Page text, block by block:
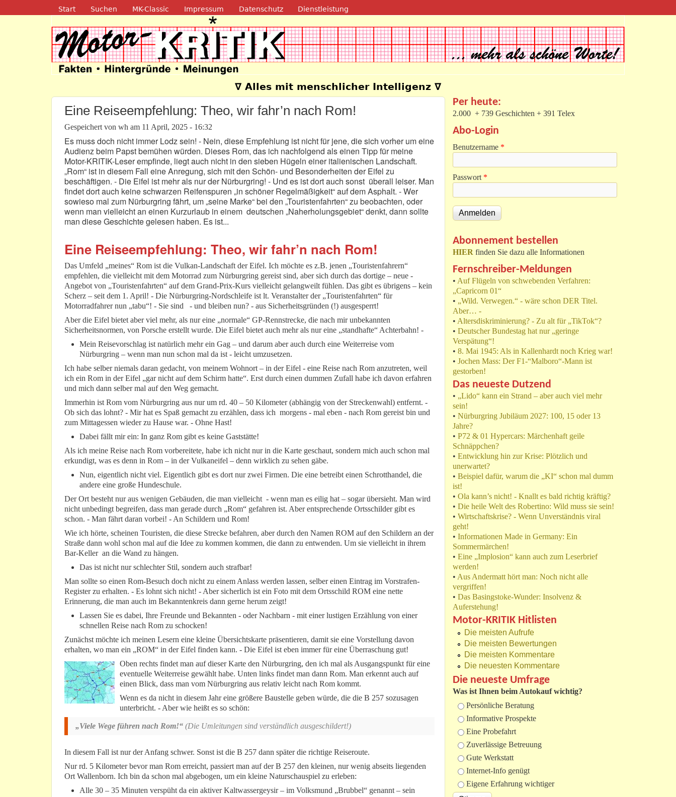
Direkt zum Inhalt
Navigation
Start Suchen MK-Classic Impressum Datenschutz Dienstleistung
Motor-Kritik.de∇ Alles mit menschlicher Intelligenz ∇
Eine Reiseempfehlung: Theo, wir fahr’n nach Rom!
Gespeichert von wh am 11 April, 2025 - 16:32
Es muss doch nicht immer Lodz sein! - Nein, diese Empfehlung ist nicht für jene, die sich vorher um eine
Audienz beim Papst bemühen würden. Dieses Rom, das ich nachfolgend als einen Tipp für meine
Motor-KRITIK-Leser empfinde, liegt auch nicht in den sieben Hügeln einer italienischen Landschaft.
„Rom“ ist in diesem Fall eine Anregung, sich mit den Schön- und Besonderheiten der Eifel zu
beschäftigen. - Die Eifel ist mehr als nur der Nürburgring! - Und es ist dort auch sonst überall leiser. Man
findet dort auch keine schwarzen Reifenspuren „in schöner Regelmäßigkeit“ auf dem Asphalt. - Wer
sowieso mal zum Nürburgring fährt, um „seine Marke“ bei den „Touristenfahrten“ zu beobachten, oder
wenn man vielleicht an einen Kurzurlaub in einem deutschen „Naherholungsgebiet“ denkt, dann sollte
man diese Geschichte gelesen haben. Es ist...
Eine Reiseempfehlung: Theo, wir fahr’n nach Rom!
Das Umfeld „meines“ Rom ist die Vulkan-Landschaft der Eifel. Ich möchte es z.B. jenen „Touristenfahrern“
empfehlen, die vielleicht mit dem Motorrad zum Nürburgring gereist sind, aber sich durch das dortige – neue -
Angebot von „Touristenfahrten“ auf dem Grand-Prix-Kurs vielleicht gelangweilt fühlen. Das gibt es übrigens – kein
Scherz – seit dem 1. April! - Die Nürburgring-Nordschleife ist lt. Veranstalter der „Touristenfahrten“ für
Motorradfahrer nun „tabu“! - Sie sind - und bleiben nun? - aus Sicherheitsgründen (!) ausgesperrt!
Aber die Eifel bietet aber viel mehr, als nur eine „normale“ GP-Rennstrecke, die nach mir unbekannten
Sicherheitsnormen, von Porsche erstellt wurde. Die Eifel bietet auch mehr als nur eine „standhafte“ Achterbahn! -
Mein Reisevorschlag ist natürlich mehr ein Gag – und darum aber auch durch eine Weiterreise vom
Nürburgring – wenn man nun schon mal da ist - leicht umzusetzen.
Ich habe selber niemals daran gedacht, von meinem Wohnort – in der Eifel - eine Reise nach Rom anzutreten, weil
ich ein Rom in der Eifel „gar nicht auf dem Schirm hatte“. Erst durch einen dummen Zufall habe ich davon erfahren
und mich dann selber mal auf den Weg gemacht.
Immerhin ist Rom vom Nürburgring aus nur um rd. 40 – 50 Kilometer (abhängig von der Streckenwahl) entfernt. -
Ob sich das lohnt? - Mir hat es Spaß gemacht zu erzählen, dass ich morgens - mal eben - nach Rom gereist bin und
zum Mittagessen wieder zu Hause war. - Ohne Hast!
Dabei fällt mir ein: In ganz Rom gibt es keine Gaststätte!
Als ich meine Reise nach Rom vorbereitete, habe ich nicht nur in die Karte geschaut, sondern mich auch schon mal
erkundigt, was es denn in Rom – in der Vulkaneifel – denn wirklich zu sehen gäbe.
Nun, eigentlich nicht viel. Eigentlich gibt es dort nur zwei Firmen. Die eine betreibt einen Schrotthandel, die
andere eine große Hundeschule.
Der Ort besteht nur aus wenigen Gebäuden, die man vielleicht - wenn man es eilig hat – sogar übersieht. Man wird
nicht unbedingt begreifen, dass man gerade durch „Rom“ gefahren ist. Aber entsprechende Ortsschilder gibt es
schon. - Man fährt daran vorbei! - An Schildern und Rom!
Wie ich hörte, scheinen Touristen, die diese Strecke befahren, aber durch den Namen ROM auf den Schildern an der
Straße dann wohl schon mal auf die Idee zu kommen kommen, die dann zu entwenden. Um sie vielleicht in ihrem
Bar-Keller an die Wand zu hängen.
Das ist nicht nur schlechter Stil, sondern auch strafbar!
Man sollte so einen Rom-Besuch doch nicht zu einem Anlass werden lassen, selber einen Eintrag im Vorstrafen-
Register zu erhalten. - Es lohnt sich nicht! - Aber sicherlich ist ein Foto mit dem Ortsschild ROM eine nette
Erinnerung, die man auch im Bekanntenkreis dann gerne herum zeigt!
Lassen Sie es dabei, Ihre Freunde und Bekannten - oder Nachbarn - mit einer lustigen Erzählung von einer
schnellen Reise nach Rom zu schocken!
Zunächst möchte ich meinen Lesern eine kleine Übersichtskarte präsentieren, damit sie eine Vorstellung davon
erhalten, wo man ein „ROM“ in der Eifel finden kann. - Die Eifel ist eben immer für eine Überraschung gut!
Oben rechts findet man auf dieser Karte den Nürburgring, den ich mal als Ausgangspunkt für eine
eventuelle Weiterreise gewählt habe. Unten links findet man dann Rom. Man erkennt auch auf
einen Blick, dass man vom Nürburgring aus relativ leicht nach Rom kommt.
Wenn es da nicht in diesem Jahr eine größere Baustelle geben würde, die die B 257 sozusagen
unterbricht. - Aber wie heißt es so schön:
„Viele Wege führen nach Rom!“ (Die Umleitungen sind verständlich ausgeschildert!)
In diesem Fall ist nur der Anfang schwer. Sonst ist die B 257 dann später die richtige Reiseroute.
Nur rd. 5 Kilometer bevor man Rom erreicht, passiert man auf der B 257 den kleinen, nur wenig abseits liegenden
Ort Wallenborn. Ich bin da schon mal abgebogen, um ein kleine Naturschauspiel zu erleben:
Alle 30 – 35 Minuten verspüht da ein aktiver Kaltwassergeysir – im Volksmund „Brubbel“ genannt – sein
Per heute:
2.000 + 739 Geschichten + 391 Telex
Abo-Login
Benutzername *
Passwort *
Abonnement bestellen
HIER finden Sie dazu alle Informationen
Fernschreiber-Meldungen
• Auf Flügeln von schwebenden Verfahren:
„Capricorn 01“
• „Wild. Verwegen.“ - wäre schon DER Titel.
Aber… -
• Altersdiskriminierung? - Zu alt für „TikTok“?
• Deutscher Bundestag hat nur „geringe
Verspätung“!
• 8. Mai 1945: Als in Kallenhardt noch Krieg war!
• Jochen Mass: Der F1-“Malboro“-Mann ist
gestorben!
Das neueste Dutzend
• „Lido“ kann ein Strand – aber auch viel mehr
sein!
• Nürburgring Jubiläum 2027: 100, 15 oder 13
Jahre?
• P72 & 01 Hypercars: Märchenhaft geile
Schnäppchen?
• Entwicklung hin zur Krise: Plötzlich und
unerwartet?
• Beispiel dafür, warum die „KI“ schon mal dumm
ist!
• Ola kann’s nicht! - Knallt es bald richtig kräftig?
• Die heile Welt des Robertino: Wild muss sie sein!
• Wirtschaftskrise? - Wenn Unverständnis viral
geht!
• Informationen Made in Germany: Ein
Sommermärchen!
• Eine „Implosion“ kann auch zum Leserbrief
werden!
• Aus Andermatt hört man: Noch nicht alle
vergriffen!
• Das Basingstoke-Wunder: Insolvenz &
Auferstehung!
Motor-KRITIK Hitlisten
Die meisten Aufrufe
Die meisten Bewertungen
Die meisten Kommentare
Die neuesten Kommentare
Die neueste Umfrage
Was ist Ihnen beim Autokauf wichtig?
Auswahlmöglichkeiten
Persönliche Beratung
Informative Prospekte
Eine Probefahrt
Zuverlässige Betreuung
Gute Werkstatt
Internet-Info genügt
Eigene Erfahrung wichtiger